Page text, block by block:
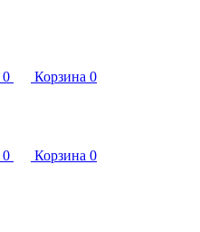
0 Корзина 0
0 Корзина 0